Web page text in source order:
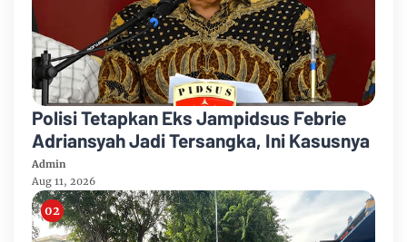
Polisi Tetapkan Eks Jampidsus Febrie
Adriansyah Jadi Tersangka, Ini Kasusnya
Admin
Aug 11, 2026